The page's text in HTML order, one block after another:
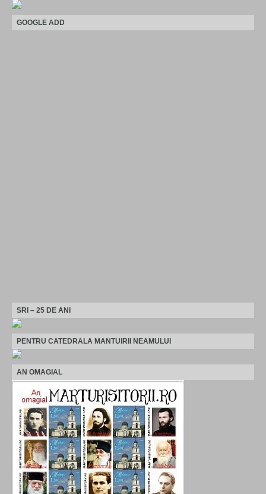
GOOGLE ADD
SRI – 25 DE ANI
PENTRU CATEDRALA MANTUIRII NEAMULUI
AN OMAGIAL